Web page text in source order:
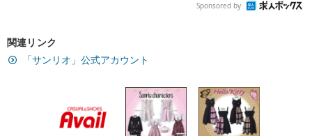
Sponsored by
関連リンク
「サンリオ」公式アカウント